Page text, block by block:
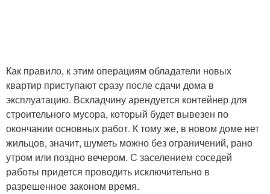
Как правило, к этим операциям обладатели новых
квартир приступают сразу после сдачи дома в
эксплуатацию. Вскладчину арендуется контейнер для
строительного мусора, который будет вывезен по
окончании основных работ. К тому же, в новом доме нет
жильцов, значит, шуметь можно без ограничений, рано
утром или поздно вечером. С заселением соседей
работы придется проводить исключительно в
разрешенное законом время.